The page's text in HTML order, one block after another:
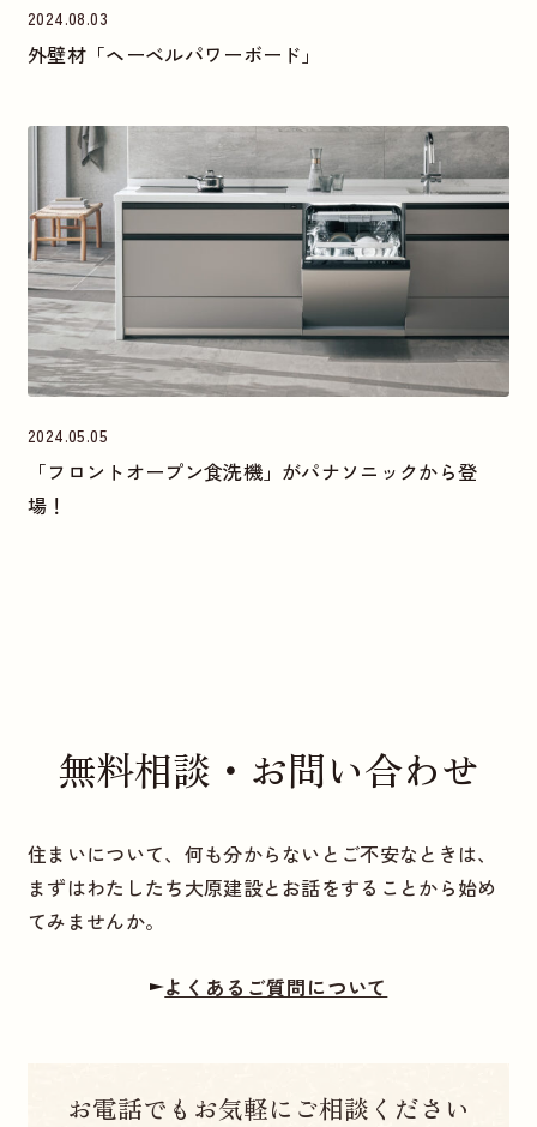
2024.08.03
外壁材「ヘーベルパワーボード」
2024.05.05
「フロントオープン食洗機」がパナソニックから登
場！
無料相談・お問い合わせ
住まいについて、何も分からないとご不安なときは、
まずはわたしたち大原建設とお話をすることから始め
てみませんか。
よくあるご質問について
お電話でもお気軽にご相談ください